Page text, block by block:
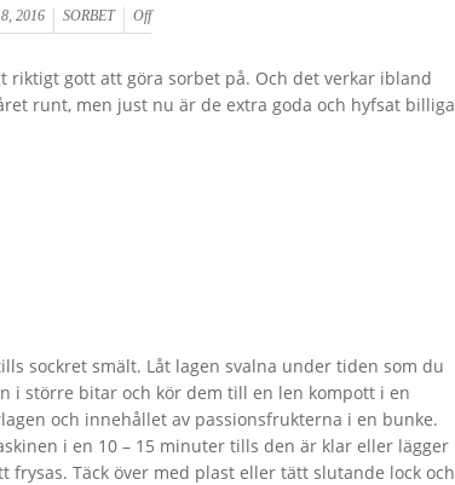
2016 SORBET Off
gott att göra sorbet på. Och det verkar ibland
runt, men just nu är de extra goda och hyfsat billiga
sockret smält. Låt lagen svalna under tiden som du
i större bitar och kör dem till en len kompott i en
och innehållet av passionsfrukterna i en bunke.
i en 10 – 15 minuter tills den är klar eller lägger
Täck över med plast eller tätt slutande lock och